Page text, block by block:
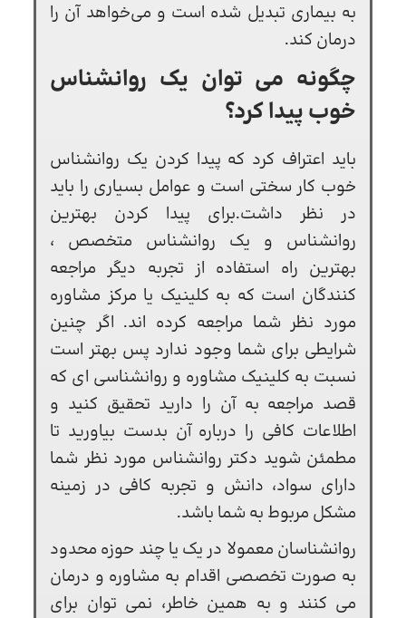
به بیماری تبدیل شده است و می‌خواهد آن را
درمان کند.
چگونه می توان یک روانشناس
خوب پیدا کرد؟
باید اعتراف کرد که پیدا کردن یک روانشناس
خوب کار سختی است و عوامل بسیاری را باید
در نظر داشت.برای پیدا کردن بهترین
روانشناس و یک روانشناس متخصص ،
بهترین راه استفاده از تجربه دیگر مراجعه
کنندگان است که به کلینیک یا مرکز مشاوره
مورد نظر شما مراجعه کرده اند. اگر چنین
شرایطی برای شما وجود ندارد پس بهتر است
نسبت به کلینیک مشاوره و روانشناسی ای که
قصد مراجعه به آن را دارید تحقیق کنید و
اطلاعات کافی را درباره آن بدست بیاورید تا
مطمئن شوید دکتر روانشناس مورد نظر شما
دارای سواد، دانش و تجربه کافی در زمینه
مشکل مربوط به شما باشد.
روانشناسان معمولا در یک یا چند حوزه محدود
به صورت تخصصی اقدام به مشاوره و درمان
می کنند و به همین خاطر، نمی توان برای